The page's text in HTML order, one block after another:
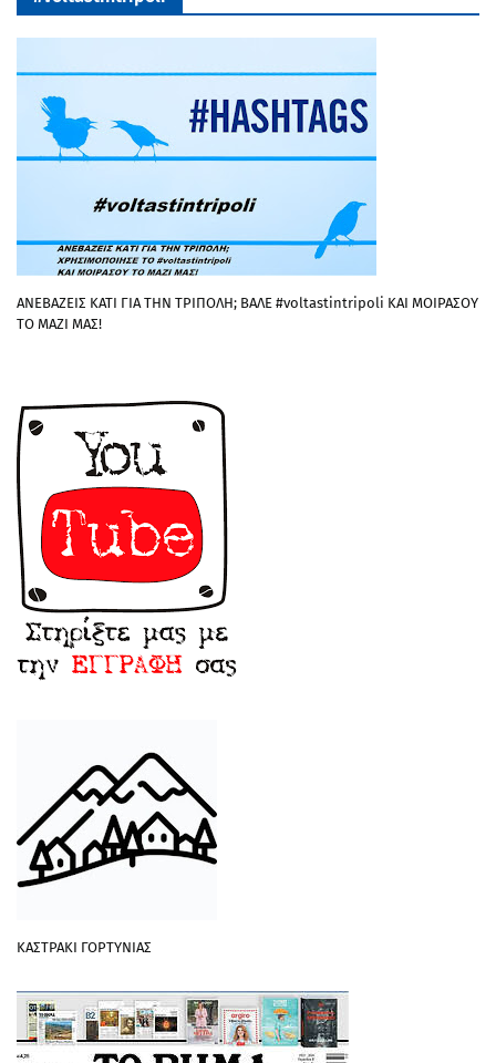
ΑΝΕΒΑΖΕΙΣ ΚΑΤΙ ΓΙΑ ΤΗΝ ΤΡΙΠΟΛΗ; ΒΑΛΕ #voltastintripoli ΚΑΙ ΜΟΙΡΑΣΟΥ
ΤΟ ΜΑΖΙ ΜΑΣ!
ΚΑΣΤΡΑΚΙ ΓΟΡΤΥΝΙΑΣ